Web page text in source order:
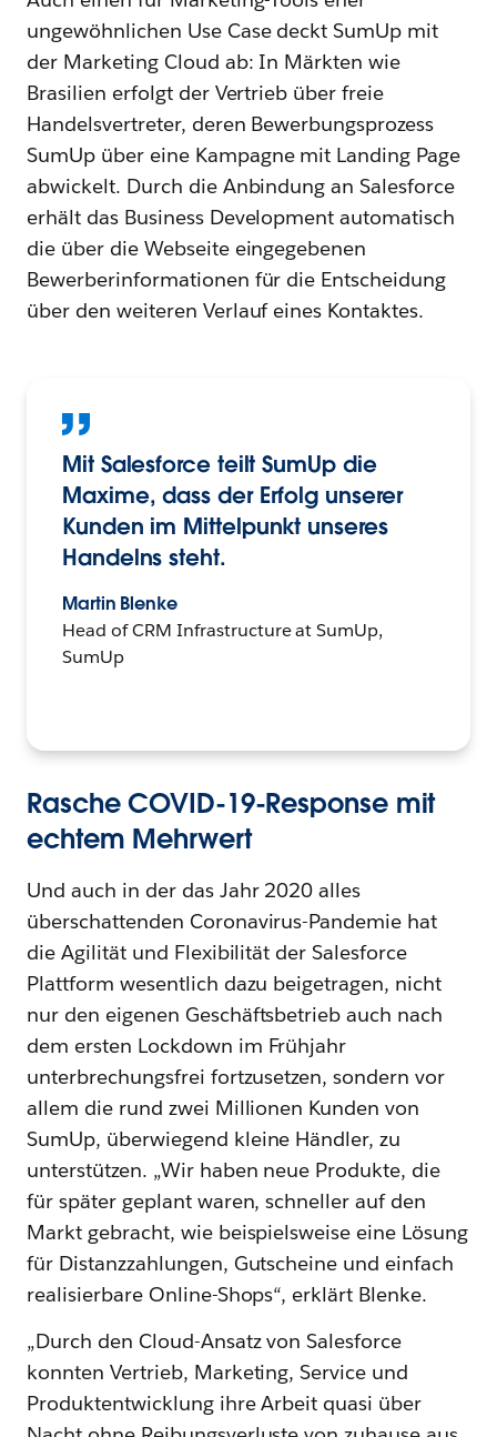
ungewöhnlichen Use Case deckt SumUp mit
der Marketing Cloud ab: In Märkten wie
Brasilien erfolgt der Vertrieb über freie
Handelsvertreter, deren Bewerbungsprozess
SumUp über eine Kampagne mit Landing Page
abwickelt. Durch die Anbindung an Salesforce
erhält das Business Development automatisch
die über die Webseite eingegebenen
Bewerberinformationen für die Entscheidung
über den weiteren Verlauf eines Kontaktes.
Mit Salesforce teilt SumUp die
Maxime, dass der Erfolg unserer
Kunden im Mittelpunkt unseres
Handelns steht.
Martin Blenke
Head of CRM Infrastructure at SumUp,
SumUp
Rasche COVID-19-Response mit
echtem Mehrwert
Und auch in der das Jahr 2020 alles
überschattenden Coronavirus-Pandemie hat
die Agilität und Flexibilität der Salesforce
Plattform wesentlich dazu beigetragen, nicht
nur den eigenen Geschäftsbetrieb auch nach
dem ersten Lockdown im Frühjahr
unterbrechungsfrei fortzusetzen, sondern vor
allem die rund zwei Millionen Kunden von
SumUp, überwiegend kleine Händler, zu
unterstützen. „Wir haben neue Produkte, die
für später geplant waren, schneller auf den
Markt gebracht, wie beispielsweise eine Lösung
für Distanzzahlungen, Gutscheine und einfach
realisierbare Online-Shops“, erklärt Blenke.
„Durch den Cloud-Ansatz von Salesforce
konnten Vertrieb, Marketing, Service und
Produktentwicklung ihre Arbeit quasi über